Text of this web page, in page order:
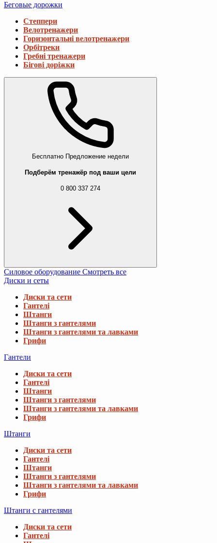
Беговые дорожки
Степпери
Велотренажери
Горизонтальні велотренажери
Орбітреки
Гребні тренажери
Бігові доріжки
Бесплатно Предложение недели
Подберём тренажёр под ваши цели
0 800 337 274
Силовое оборудование Смотреть все
Диски и сеты
Диски та сети
Гантелі
Штанги
Штанги з гантелями
Штанги з гантелями та лавками
Грифи
Гантели
Диски та сети
Гантелі
Штанги
Штанги з гантелями
Штанги з гантелями та лавками
Грифи
Штанги
Диски та сети
Гантелі
Штанги
Штанги з гантелями
Штанги з гантелями та лавками
Грифи
Штанги с гантелями
Диски та сети
Гантелі